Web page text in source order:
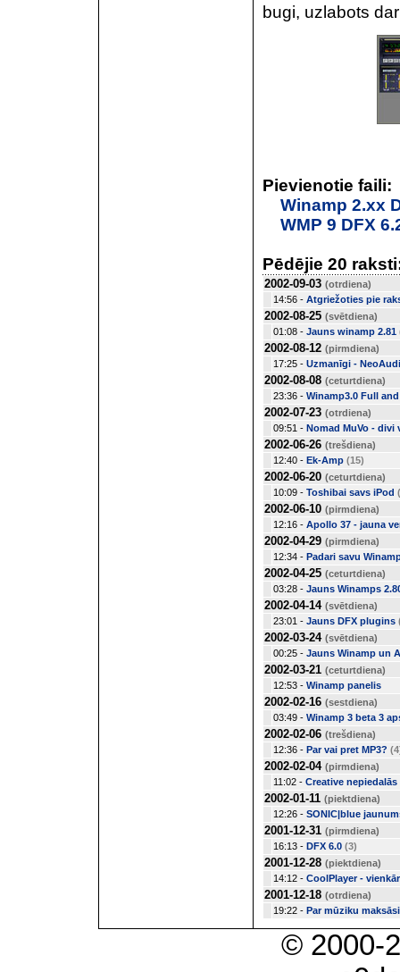
bugi, uzlabots
Pievienotie faili:
Winamp 2.xx
WMP 9 DFX
Pēdējie 20
2002-09-03 (otrdiena)
14:56 - Atgriežoties pie
2002-08-25 (svētdiena)
01:08 - Jauns winamp 2.81
2002-08-12 (pirmdiena)
17:25 - Uzmanīgi -
2002-08-08 (ceturtdiena)
23:36 - Winamp3.0 Full
2002-07-23 (otrdiena)
09:51 - Nomad MuVo - divi
2002-06-26 (trešdiena)
12:40 - Ek-Amp (15)
2002-06-20 (ceturtdiena)
10:09 - Toshibai savs iPod
2002-06-10 (pirmdiena)
12:16 - Apollo 37 - jauna
2002-04-29 (pirmdiena)
12:34 - Padari savu
2002-04-25 (ceturtdiena)
03:28 - Jauns Winamps
2002-04-14 (svētdiena)
23:01 - Jauns DFX plugins
2002-03-24 (svētdiena)
00:25 - Jauns Winamp un
2002-03-21 (ceturtdiena)
12:53 - Winamp panelis
2002-02-16 (sestdiena)
03:49 - Winamp 3 beta 3
2002-02-06 (trešdiena)
12:36 - Par vai pret MP3?
2002-02-04 (pirmdiena)
11:02 - Creative nepiedalās
2002-01-11 (piektdiena)
12:26 - SONIC|blue
2001-12-31 (pirmdiena)
16:13 - DFX 6.0 (3)
2001-12-28 (piektdiena)
14:12 - CoolPlayer -
2001-12-18 (otrdiena)
19:22 - Par mūziku
© 2000-